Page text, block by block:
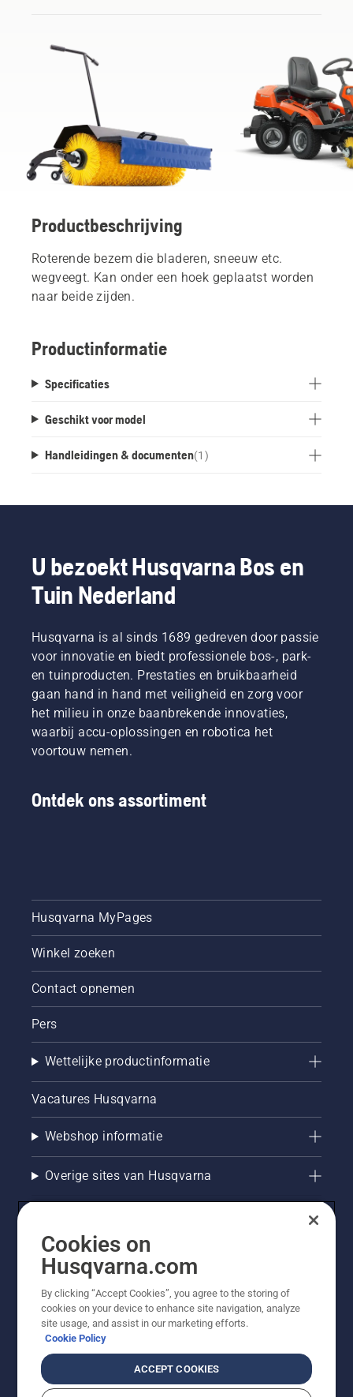
Productbeschrijving
Roterende bezem die bladeren, sneeuw etc.
wegveegt. Kan onder een hoek geplaatst worden
naar beide zijden.
Productinformatie
Specificaties
Geschikt voor model
Handleidingen & documenten(1 )
U bezoekt Husqvarna Bos en
Tuin Nederland
Husqvarna is al sinds 1689 gedreven door passie
voor innovatie en biedt professionele bos-, park-
en tuinproducten. Prestaties en bruikbaarheid
gaan hand in hand met veiligheid en zorg voor
het milieu in onze baanbrekende innovaties,
waarbij accu-oplossingen en robotica het
voortouw nemen.
Ontdek ons assortiment
Husqvarna MyPages
Winkel zoeken
Contact opnemen
Pers
Wettelijke productinformatie
Vacatures Husqvarna
Webshop informatie
Overige sites van Husqvarna
© Husqvarna AB (publ). Alle rechten voorbehouden. De
getoonde prijzen zijn consumentenadviesprijzen. Alle
vermelde prijzen zijn adviesverkoopprijzen (incl. BTW),
tenzij het product beschikbaar is voor directe aankoop.
Cookies on
Husqvarna.com
By clicking “Accept Cookies”, you agree to the storing of
cookies on your device to enhance site navigation, analyze
site usage, and assist in our marketing efforts.
Cookie Policy
ACCEPT COOKIES